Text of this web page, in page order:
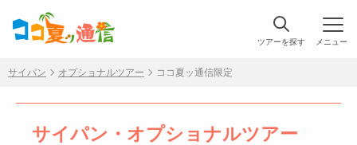
ツアーを探す
サイパン オプショナルツアー ココ夏ッ通信限定
サイパン・オプショナルツアー
メニュー